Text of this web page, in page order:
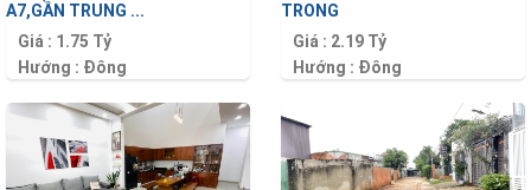
TRONG
Giá : 2.19 Tỷ
Hướng : Đông
A7,GẦN TRUNG ...
Giá : 1.75 Tỷ
Hướng : Đông